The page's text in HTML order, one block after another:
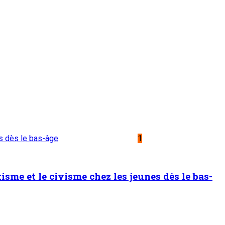
dès le bas-âge
1
et le civisme chez les jeunes dès le bas-